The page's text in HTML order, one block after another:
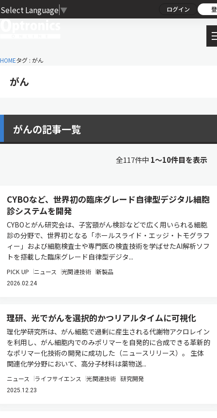
Select Language ▼ ログイン
HOMEタグ : がん
がん
がんの記事一覧
全117件中 1〜10件目を表示
CYBOなど、世界初の臨床グレード自律型デジタル細胞
診システムを開発
CYBOとがん研究会は、子宮頸がん検診などで広く用いられる細胞
診の分野で、世界初となる「ホールスライド・エッジ・トモグラフ
ィー」および細胞検査士や専門医の検査技術を学ばせたAI解析ソフ
トを搭載した臨床グレード自律型デジタ...
PICK UP ニュース 光関連技術 新製品
2026.02.24
理研、光でがんを選択的かつリアルタイムに可視化
理化学研究所は、がん細胞で過剰に産生される代謝物アクロレイン
を利用し、がん細胞内でのみポリマーを自発的に合成できる革新的
なポリマー化技術の開発に成功した（ニュースリリース）。 生体
関連化学分野において、高分子材料は薬物送...
ニュース ライフサイエンス 光関連技術 研究開発
2025.12.23